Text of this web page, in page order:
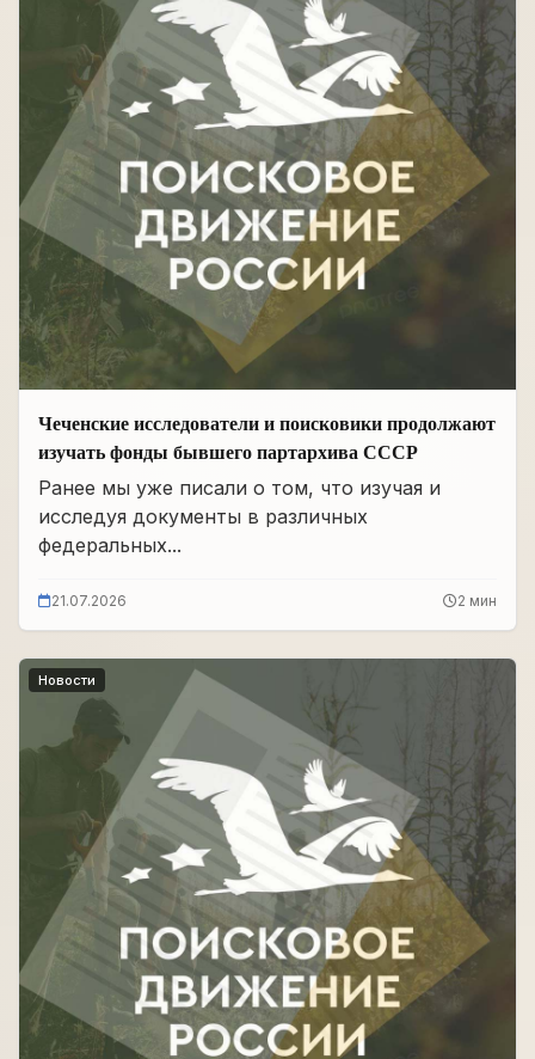
Чеченские исследователи и поисковики продолжают
изучать фонды бывшего партархива СССР
Ранее мы уже писали о том, что изучая и
исследуя документы в различных
федеральных...
21.07.2026 2 мин
Новости